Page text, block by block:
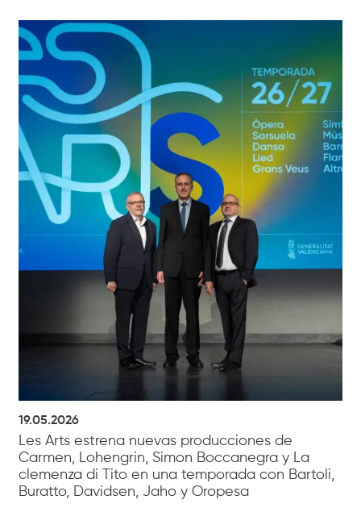
19.05.2026
Les Arts estrena nuevas producciones de
Carmen, Lohengrin, Simon Boccanegra y La
clemenza di Tito en una temporada con Bartoli,
Buratto, Davidsen, Jaho y Oropesa